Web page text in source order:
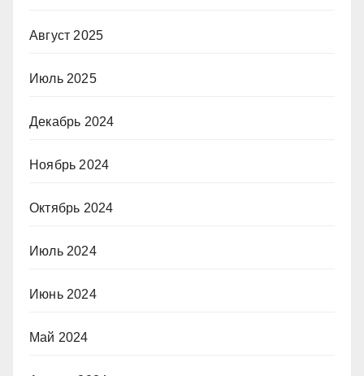
Август 2025
Июль 2025
Декабрь 2024
Ноябрь 2024
Октябрь 2024
Июль 2024
Июнь 2024
Май 2024